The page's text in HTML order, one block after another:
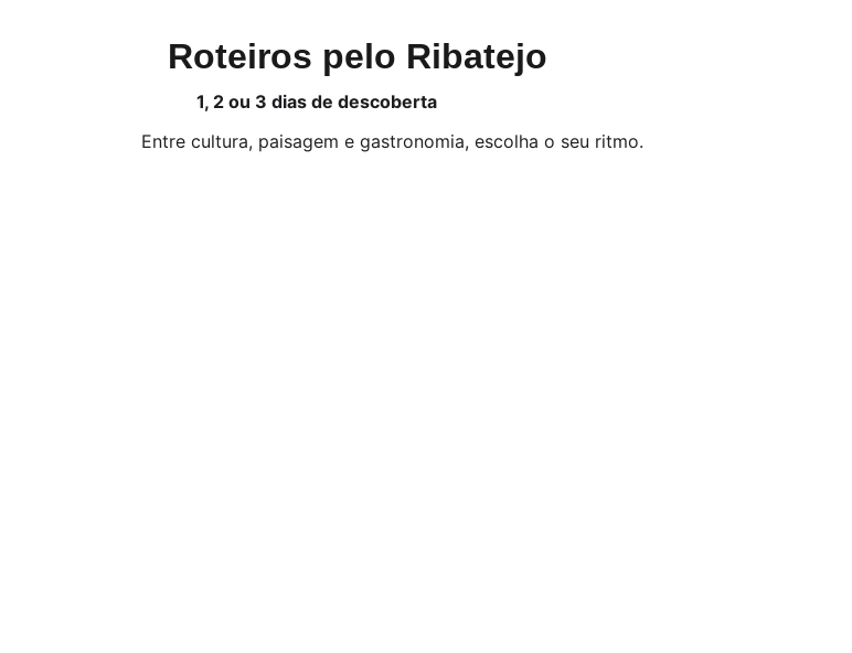
Roteiros pelo Ribatejo
1, 2 ou 3 dias de descoberta
Entre cultura, paisagem e gastronomia, escolha o seu ritmo.